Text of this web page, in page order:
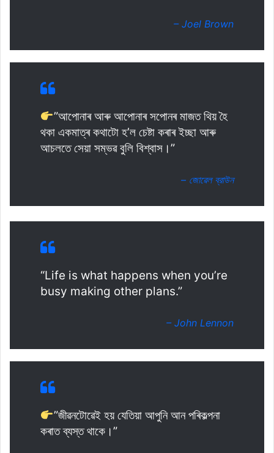
– Joel Brown
”আপোনাৰ আৰু আপোনাৰ সপোনৰ মাজত থিয় হৈ
থকা একমাত্ৰ কথাটো হ’ল চেষ্টা কৰাৰ ইচ্ছা আৰু
আচলতে সেয়া সম্ভৱ বুলি বিশ্বাস।”
– জোৱেল ব্রাউন
“Life is what happens when you’re
busy making other plans.”
– John Lennon
”জীৱনটোৱেই হয় যেতিয়া আপুনি আন পৰিকল্পনা
কৰাত ব্যস্ত থাকে।”